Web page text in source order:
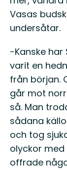
Vasas
undersåtar.
-Kanske har
varit en
från början.
går mot
så. Man
sådana
och tog
olyckor med
offrade